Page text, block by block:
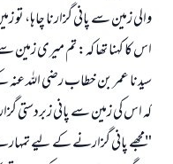
والی زمین سے پانی گزارنا
اس کا کہنا تھا کہ: تم میری زمین سے
سیدنا عمر بن خطاب رضی اللہ عنہ
کہ اس کی زمین سے پانی زبردستی
"مجھے پانی گزارنے کے لیے